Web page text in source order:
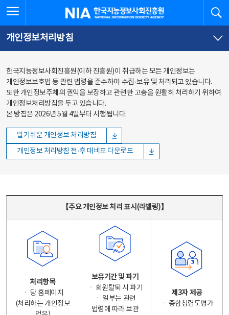
바로가기
바로가기
한국지능정보사회진흥원
개인정보처리방침
한국지능정보사회진흥원(이하 진흥원)이 취급하는 모든 개인정보는
개인정보보호법 등 관련 법령을 준수하여 수집·보유 및 처리되고 있습니다.
또한 개인정보주체의 권익을 보장하고 관련한 고충을 원활히 처리하기 위하여
개인정보처리방침을 두고 있습니다.
본 방침은 2026년 5월 4일부터 시행됩니다.
알기쉬운 개인정보 처리방침
개인정보 처리방침 전·후 대비표 다운로드
【주요 개인정보 처리 표시(라벨링)】
처리항목
ㆍ 당 홈페이지
(처리하는 개인정보
보유기간 및 파기
ㆍ 회원탈퇴 시 파기
ㆍ 일부는 관련
법령에 따라 보관
제3자 제공
ㆍ 종합청렴도평가